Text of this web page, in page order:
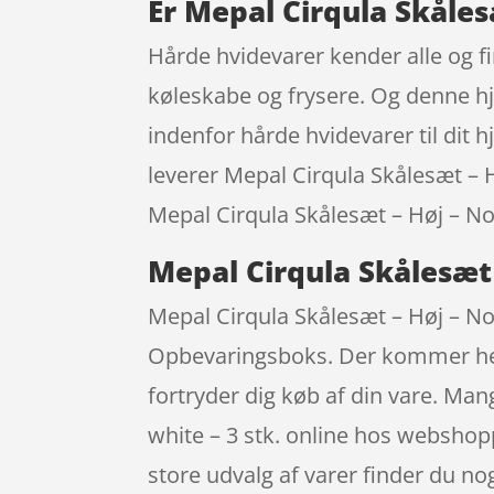
Er Mepal Cirqula
Hårde hvidevarer kender alle og
køleskabe og frysere. Og denne
indenfor hårde hvidevarer til dit
leverer Mepal Cirqula Skålesæt –
Mepal Cirqula Skålesæt – Høj –
Mepal Cirqula
Mepal Cirqula Skålesæt – Høj –
Opbevaringsboks. Der kommer
fortryder dig køb af din vare.
white – 3 stk. online hos
store udvalg af varer finder du